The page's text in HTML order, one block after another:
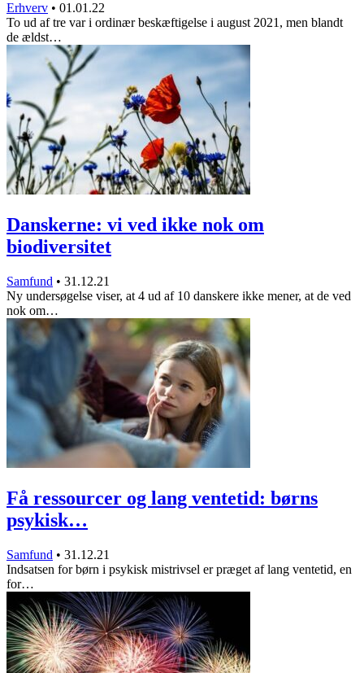
Erhverv • 01.01.22
To ud af tre var i ordinær beskæftigelse i august 2021, men blandt
de ældst…
Danskerne: vi ved ikke nok om
biodiversitet
Samfund • 31.12.21
Ny undersøgelse viser, at 4 ud af 10 danskere ikke mener, at de ved
nok om…
Få ressourcer og lang ventetid: børns
psykisk…
Samfund • 31.12.21
Indsatsen for børn i psykisk mistrivsel er præget af lang ventetid, en
for…